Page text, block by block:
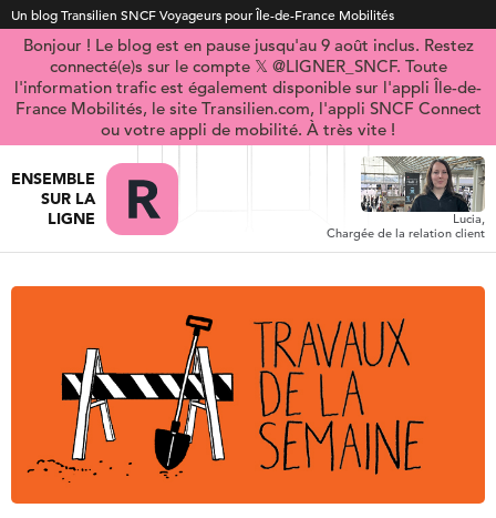
Un blog Transilien SNCF Voyageurs pour Île-de-France Mobilités
Bonjour ! Le blog est en pause jusqu'au 9 août inclus. Restez
connecté(e)s sur le compte 𝕏 @LIGNER_SNCF. Toute
l'information trafic est également disponible sur l'appli Île-de-
France Mobilités, le site Transilien.com, l'appli SNCF Connect
ou votre appli de mobilité. À très vite !
ENSEMBLE
SUR LA
LIGNE
Lucia,
Chargée de la relation client